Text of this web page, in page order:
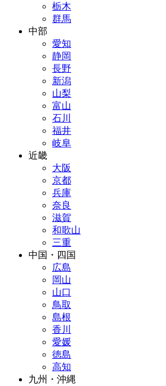
栃木
群馬
中部
愛知
静岡
長野
新潟
山梨
富山
石川
福井
岐阜
近畿
大阪
京都
兵庫
奈良
滋賀
和歌山
三重
中国・四国
広島
岡山
山口
鳥取
島根
香川
愛媛
徳島
高知
九州・沖縄